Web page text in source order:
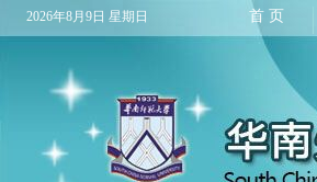
2026年8月9日 星期日 首 页